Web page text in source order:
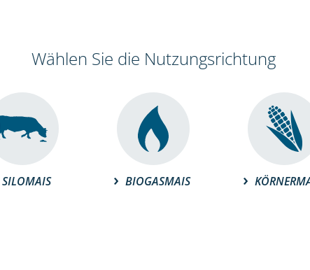
Wählen Sie die Nutzungsrichtung
SILOMAIS BIOGASMAIS